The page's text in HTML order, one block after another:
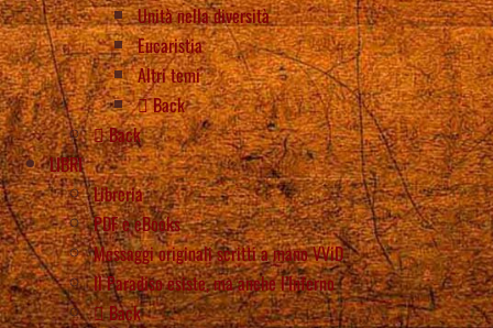
Unità nella diversità
Eucaristia
Altri temi
Back
Back
LIBRI
Libreria
PDF e eBooks
Messaggi originali scritti a mano VViD
Il Paradiso esiste, ma anche l’Inferno
Back